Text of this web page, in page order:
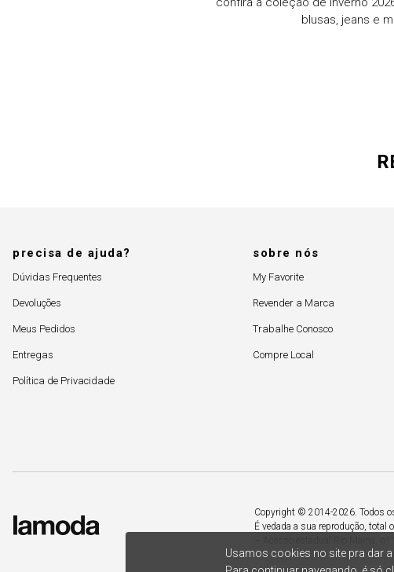
Usamos cookies no site pra dar
blusas, jeans e
precisa de ajuda?
Dúvidas Frequentes
Devoluções
Meus Pedidos
Entregas
Política de Privacidade
sobre nós
My Favorite
Revender a Marca
Trabalhe Conosco
Compre Local
Copyright © 2014-2026. Todos
É vedada a sua reprodução, total